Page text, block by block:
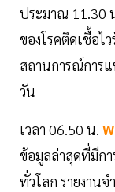
ประมาณ 11.30
ของโรคติดเชื้อไ
สถานการณ์การแ
วัน
เวลา 06.50 น.
ข้อมูลล่าสุดที่มีก
ทั่วโลก รายงานจ